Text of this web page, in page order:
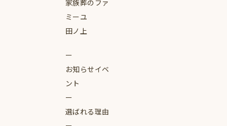
家族葬のファ
ミーユ
田ノ上
お知らせイベ
ント
選ばれる理由